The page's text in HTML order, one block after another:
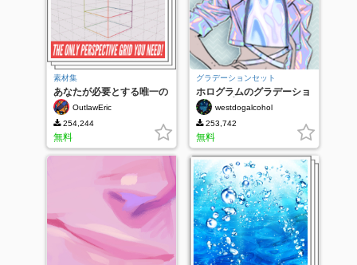
素材集
あなたが必要とする唯一の
視点グリッド!
OutlawEric
254,244
無料
グラデーションセット
ホログラムのグラデーショ
ンマップセット
westdogalcohol
253,742
無料